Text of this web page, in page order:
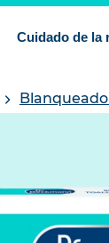
Cuidado de la